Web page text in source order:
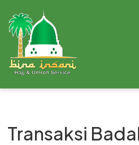
Transaksi